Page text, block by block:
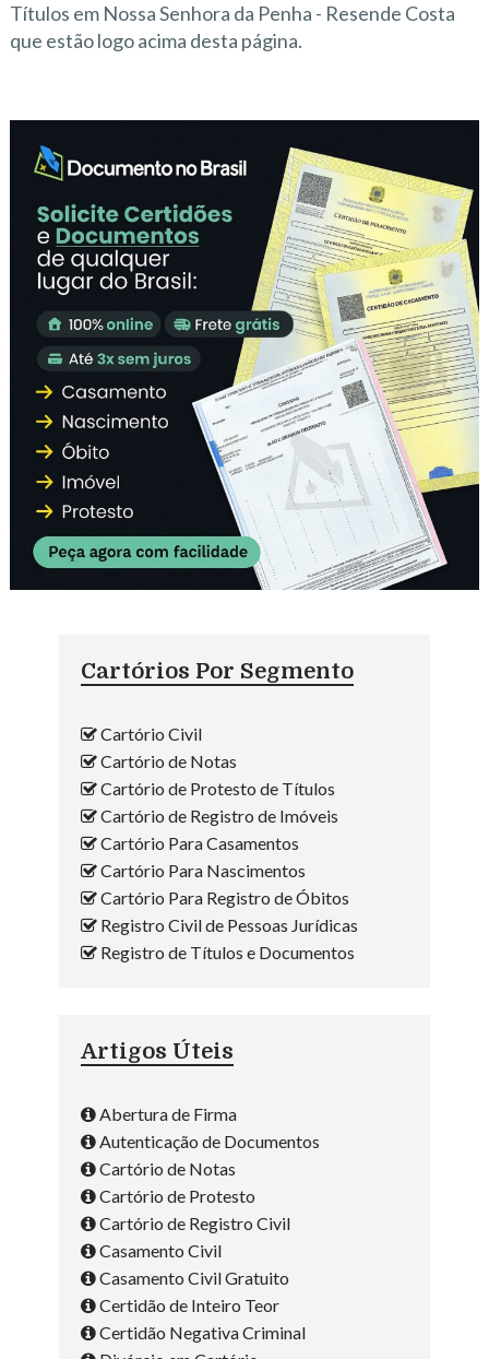
Títulos em Nossa Senhora da Penha - Resende Costa
que estão logo acima desta página.
Cartórios Por Segmento
Cartório Civil
Cartório de Notas
Cartório de Protesto de Títulos
Cartório de Registro de Imóveis
Cartório Para Casamentos
Cartório Para Nascimentos
Cartório Para Registro de Óbitos
Registro Civil de Pessoas Jurídicas
Registro de Títulos e Documentos
Artigos Úteis
Abertura de Firma
Autenticação de Documentos
Cartório de Notas
Cartório de Protesto
Cartório de Registro Civil
Casamento Civil
Casamento Civil Gratuito
Certidão de Inteiro Teor
Certidão Negativa Criminal